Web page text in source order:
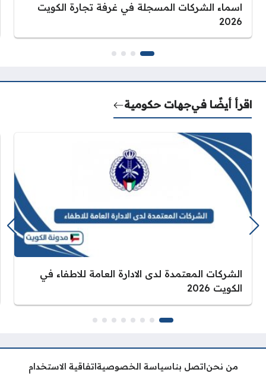
اسماء الشركات المسجلة في غرفة تجارة الكويت
2026
اقرأ أيضًا فيجهات حكومية
الشركات المعتمدة لدى الادارة العامة للاطفاء في
الكويت 2026
من نحناتصل بناسياسة الخصوصيةاتفاقية الاستخدام